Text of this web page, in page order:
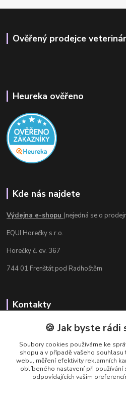
Ověřený prodejce
Heureka ověřeno
Kde nás najdete
Výdejna e-shopu (nejedná se o
EQUI Horečky s.r.o.
Horečky č. ev. 367
744 01 Frenštát pod Radhoštěm
Kontakty
Radka Chamrádová
+420 737 484 708
Výdejna e-shopu: Po-Ne, 8-20 hod.
info@equi-horecky.cz
🍪 Jak byste rádi
Soubory cookies používáme ke
shopu a v případě vašeho
webu, měření efektivity reklamních
oblíbeného nastavení při používání
odpovídajících vašim